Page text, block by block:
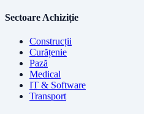
Sectoare Achiziție
Construcții
Curățenie
Pază
Medical
IT & Software
Transport